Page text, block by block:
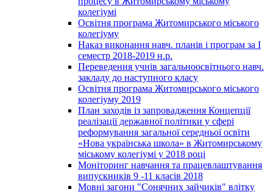
колегіумі
Освітня програма Житомирського міського
колегіуму
Наказ виконання навч. планів і програм за І
семестр 2018-2019 н.р.
Переведення учнів загальноосвітнього навч.
закладу до наступного класу
Освітня програма Житомирського міського
колегіуму 2019
План заходів із запровадження Концепції
реалізації державної політики у сфері
реформування загальної середньої освіти
«Нова українська школа» в Житомирському
міському колегіумі у 2018 році
Моніторинг навчання та працевлаштування
випускників 9 -11 класів 2018
Мовні загони "Сонячних зайчиків" влітку